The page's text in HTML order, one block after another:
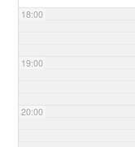
18:00
19:00
20:00